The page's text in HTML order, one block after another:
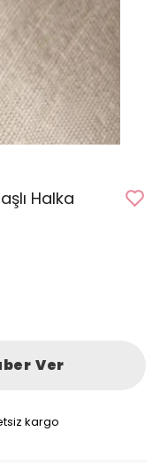
Halka
Ver
kargo